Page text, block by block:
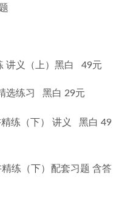
讲义（上）黑白 49元
练习   黑白 29元
（下） 讲义   黑白 49
练（下）配套习题 含答